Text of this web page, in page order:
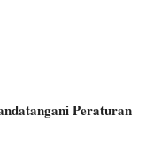
Peraturan